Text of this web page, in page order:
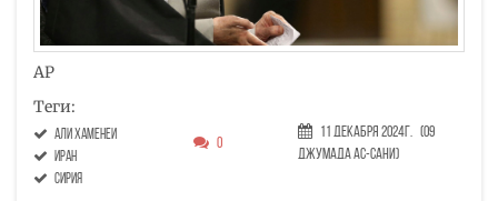
AP
Теги:
Али Хаменеи
Иран
Сирия
0
11 Декабря 2024г. (09
Джумада ас-сани)